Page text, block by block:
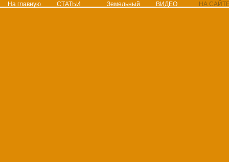
На главную СТАТЬИ Земельный ВИДЕО НА